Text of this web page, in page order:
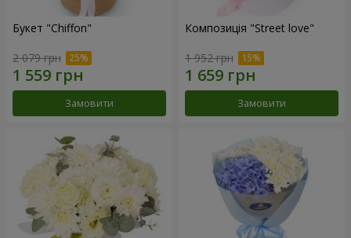
Букет "Chiffon"
2 079 грн
Замовити
Композиція "Street love"
1 952 грн
Замовити